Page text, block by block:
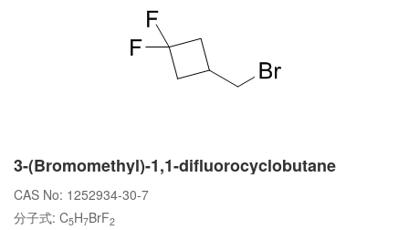
3-(Bromomethyl)-1,1-difluorocyclobutane
CAS No: 1252934-30-7
分子式: C5H7BrF2